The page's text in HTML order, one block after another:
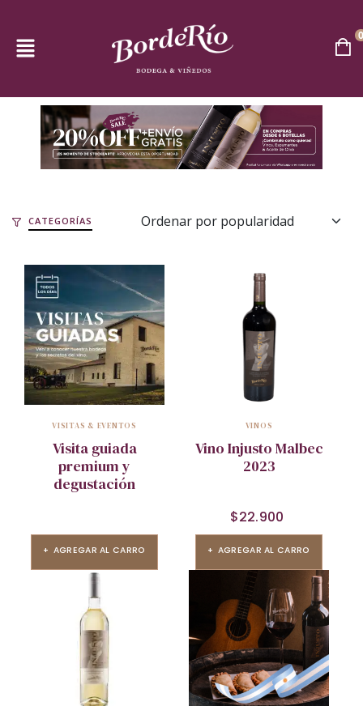
0
CATEGORÍAS
AGREGAR AL CARRO
VISITAS & EVENTOS
Visita guiada
premium y
degustación
AGREGAR AL CARRO
VINOS
Vino Injusto Malbec
2023
$22.900